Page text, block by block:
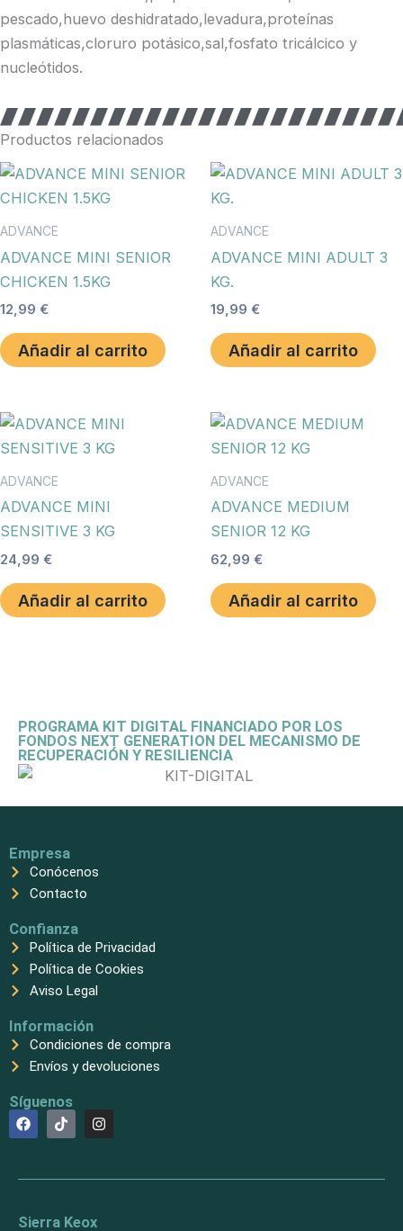
pescado,huevo deshidratado,levadura,proteínas
plasmáticas,cloruro potásico,sal,fosfato tricálcico y
nucleótidos.
Productos relacionados
ADVANCE
ADVANCE MINI SENIOR
CHICKEN 1.5KG
12,99 €
Añadir al carrito
ADVANCE
ADVANCE MINI ADULT 3
KG.
19,99 €
Añadir al carrito
ADVANCE
ADVANCE MINI
SENSITIVE 3 KG
24,99 €
Añadir al carrito
ADVANCE
ADVANCE MEDIUM
SENIOR 12 KG
62,99 €
Añadir al carrito
PROGRAMA KIT DIGITAL FINANCIADO POR LOS
FONDOS NEXT GENERATION DEL MECANISMO DE
RECUPERACIÓN Y RESILIENCIA
Empresa
Conócenos
Contacto
Confianza
Política de Privacidad
Política de Cookies
Aviso Legal
Información
Condiciones de compra
Envíos y devoluciones
Síguenos
F
a
k
T
i
I
n
Sierra Keox